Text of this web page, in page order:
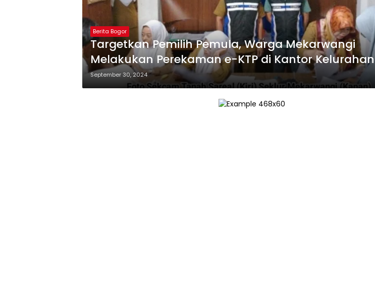
Berita Bogor
Targetkan Pemilih Pemula, Warga Mekarwangi
Melakukan Perekaman e-KTP di Kantor Kelurahan
September 30, 2024